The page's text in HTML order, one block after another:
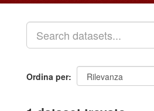
Ordina per